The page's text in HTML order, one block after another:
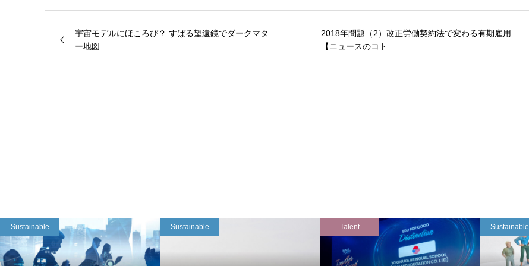
宇宙モデルにほころび？ すばる望遠鏡でダークマタ
ー地図
2018年問題（2）改正労働契約法で変わる有期雇用
【ニュースのコト...
Sustainable Sustainable Talent Sustainable